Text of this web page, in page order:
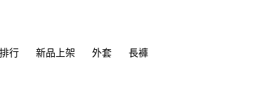
行 新品上架 外套 長褲